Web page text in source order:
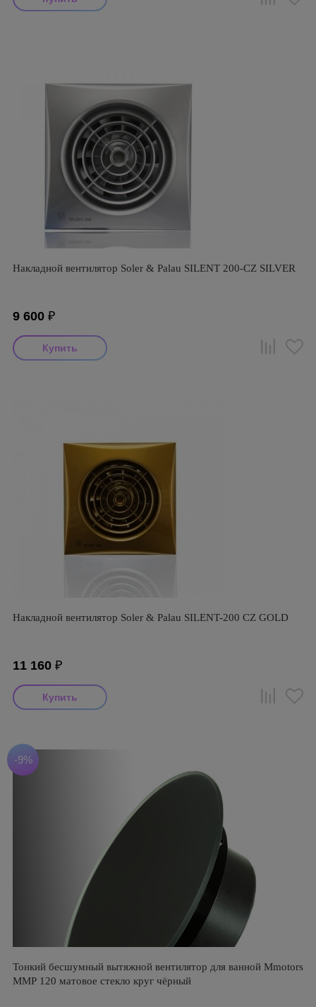
Накладной вентилятор Soler & Palau SILENT 200-CZ SILVER
9 600 ₽
Накладной вентилятор Soler & Palau SILENT-200 CZ GOLD
11 160 ₽
-9%
Тонкий бесшумный вытяжной вентилятор для ванной Mmotors
ММР 120 матовое стекло круг чёрный